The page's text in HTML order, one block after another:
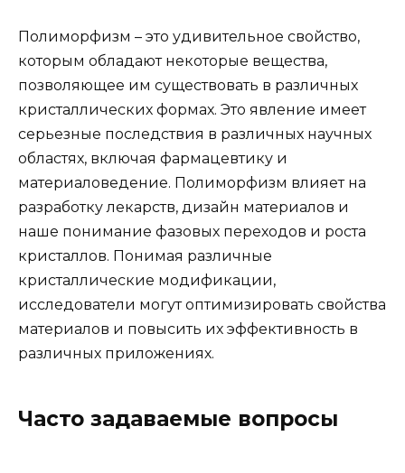
Полиморфизм – это удивительное свойство,
которым обладают некоторые вещества,
позволяющее им существовать в различных
кристаллических формах. Это явление имеет
серьезные последствия в различных научных
областях, включая фармацевтику и
материаловедение. Полиморфизм влияет на
разработку лекарств, дизайн материалов и
наше понимание фазовых переходов и роста
кристаллов. Понимая различные
кристаллические модификации,
исследователи могут оптимизировать свойства
материалов и повысить их эффективность в
различных приложениях.
Часто задаваемые вопросы